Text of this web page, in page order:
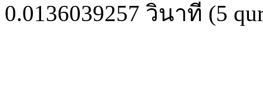
0.0136039257 วินาที (5